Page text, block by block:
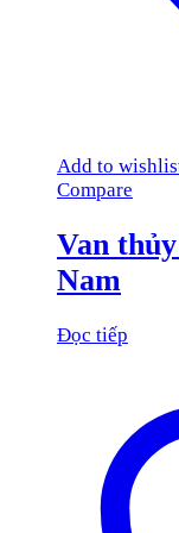
Add to
Compare
Van
Nam
Đọc tiếp